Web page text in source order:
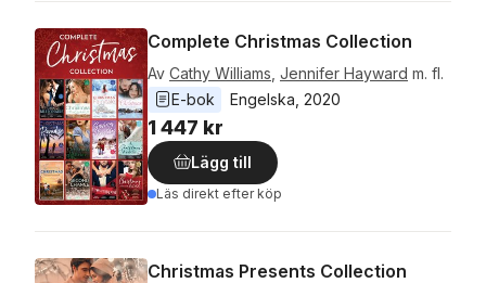
Complete Christmas Collection
Av Cathy Williams Jennifer Hayward m. fl.
E-bok
Engelska 2020
1 447 kr
Lägg till
Läs direkt efter köp
Christmas Presents Collection